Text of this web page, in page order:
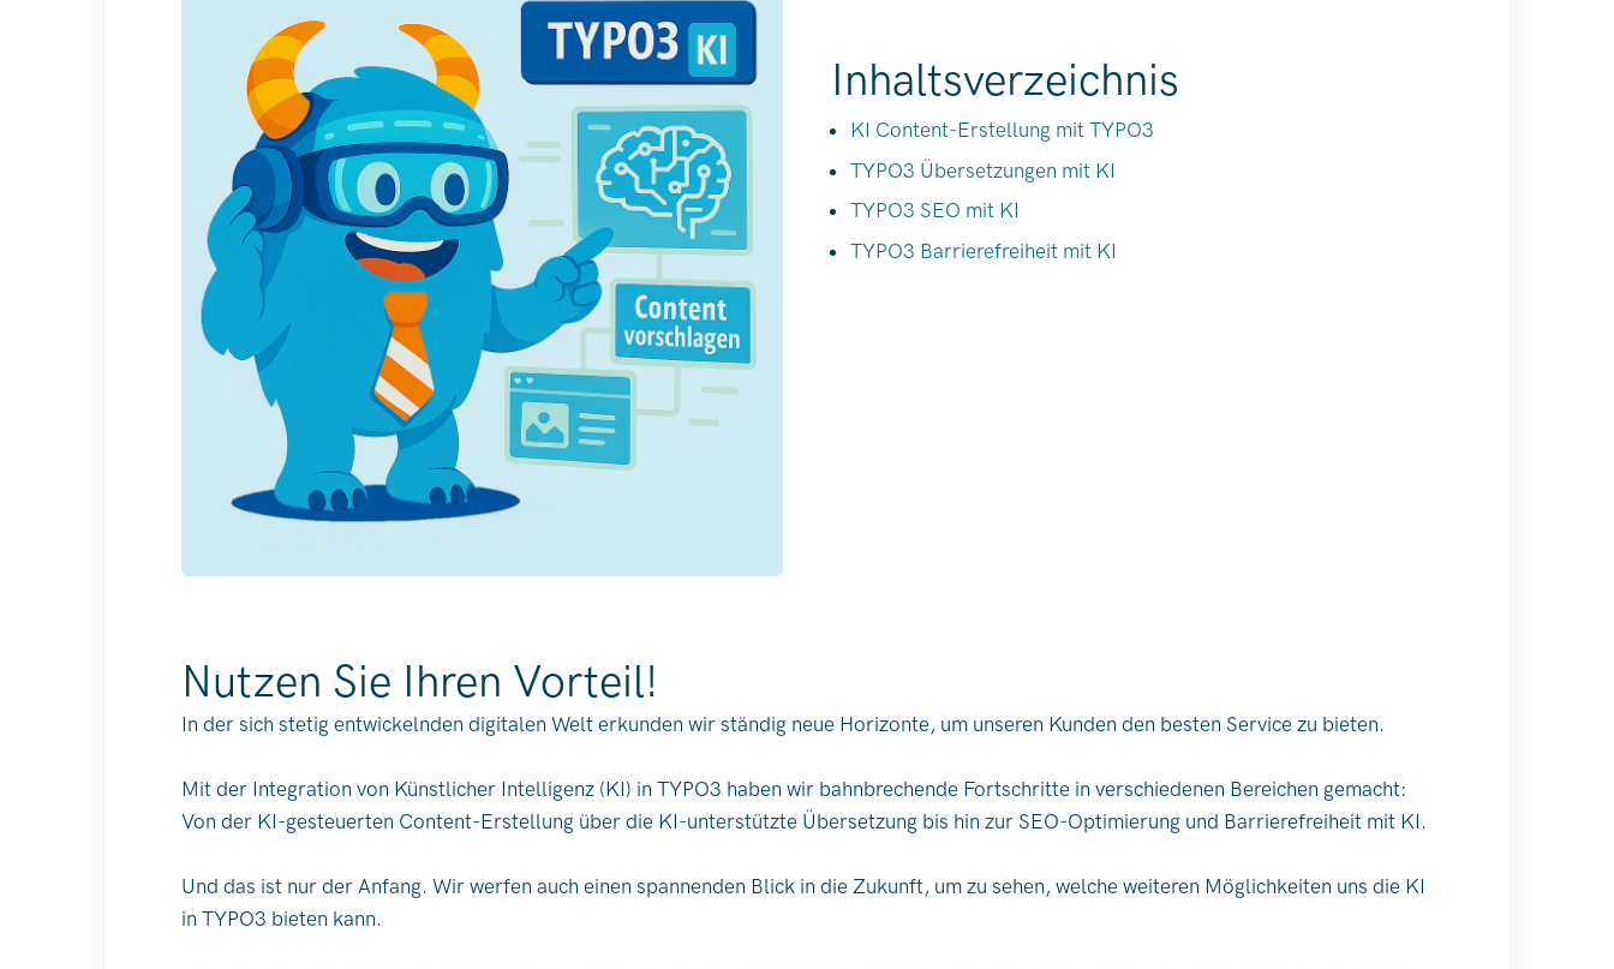
Inhaltsverzeichnis
KI Content-Erstellung mit TYPO3
TYPO3 Übersetzungen mit KI
TYPO3 SEO mit KI
TYPO3 Barrierefreiheit mit KI
Nutzen Sie Ihren Vorteil!
In der sich stetig entwickelnden digitalen Welt erkunden wir ständig neue Horizonte, um unseren Kunden den besten Service zu bieten.
Mit der Integration von Künstlicher Intelligenz (KI) in TYPO3 haben wir bahnbrechende Fortschritte in verschiedenen Bereichen gemacht:
Von der KI-gesteuerten Content-Erstellung über die KI-unterstützte Übersetzung bis hin zur SEO-Optimierung und Barrierefreiheit mit KI.
Und das ist nur der Anfang. Wir werfen auch einen spannenden Blick in die Zukunft, um zu sehen, welche weiteren Möglichkeiten uns die KI
in TYPO3 bieten kann.